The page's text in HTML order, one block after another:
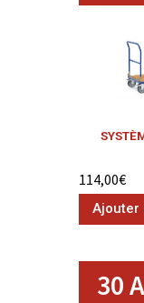
114,00€
Ajouter
30